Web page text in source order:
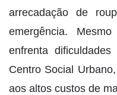
arrecadação de
emergência.
enfrenta
Centro Social
aos altos custos de